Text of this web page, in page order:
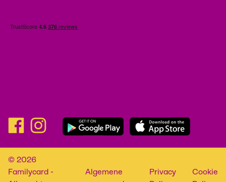
© 2026
Familycard -
Algemene
Privacy
Cookie